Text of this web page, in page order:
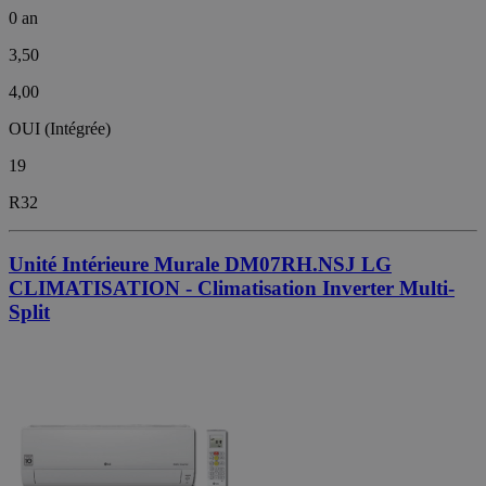
0 an
3,50
4,00
OUI (Intégrée)
19
R32
Unité Intérieure Murale DM07RH.NSJ LG
CLIMATISATION - Climatisation Inverter Multi-
Split